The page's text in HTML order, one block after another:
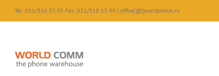
content
Tel: 021/316.57.95 Fax: 021/318.15.99 | office[@]worldcomm.ro